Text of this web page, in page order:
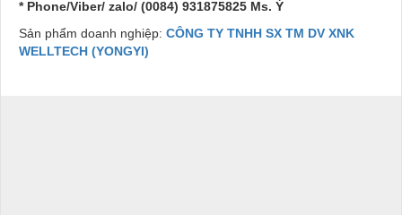
* Phone/Viber/ zalo/ (0084) 931875825 Ms. Ý
Sản phẩm doanh nghiệp: CÔNG TY TNHH SX TM DV XNK
WELLTECH (YONGYI)